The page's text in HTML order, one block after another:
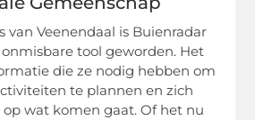
van Veenendaal is Buienradar
tool geworden. Het
die ze nodig hebben om
te plannen en zich
wat komen gaat. Of het nu